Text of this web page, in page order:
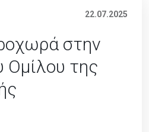
22.07.2025
στην
Ομίλου της